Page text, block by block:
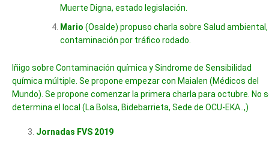
Muerte Digna, estado legislación.
Mario (Osalde) propuso charla sobre Salud ambiental,
contaminación por tráfico rodado.
Iñigo sobre Contaminación química y Sindrome de Sensibilidad
química múltiple. Se propone empezar con Maialen (Médicos del
Mundo). Se propone comenzar la primera charla para octubre. No
determina el local (La Bolsa, Bidebarrieta, Sede de OCU-EKA..,)
Jornadas FVS 2019